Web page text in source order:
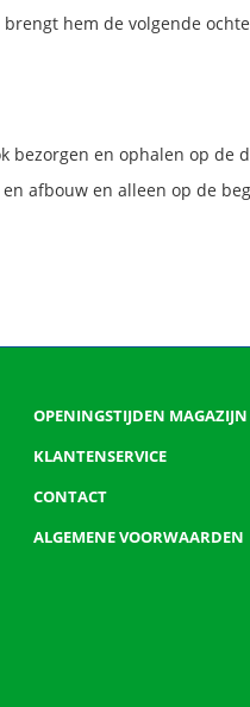
hem de volgende
en ophalen op de
afbouw en alleen op de
OPENINGSTIJDEN MAGAZIJN
KLANTENSERVICE
CONTACT
ALGEMENE VOORWAARDEN